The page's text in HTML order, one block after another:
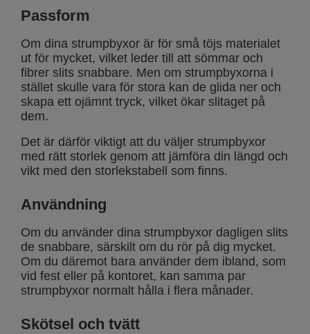
Passform
Om dina strumpbyxor är för små töjs materialet
ut för mycket, vilket leder till att sömmar och
fibrer slits snabbare. Men om strumpbyxorna i
stället skulle vara för stora kan de glida ner och
skapa ett ojämnt tryck, vilket ökar slitaget på
dem.
Det är därför viktigt att du väljer strumpbyxor
med rätt storlek genom att jämföra din längd och
vikt med den storlekstabell som finns.
Användning
Om du använder dina strumpbyxor dagligen slits
de snabbare, särskilt om du rör på dig mycket.
Om du däremot bara använder dem ibland, som
vid fest eller på kontoret, kan samma par
strumpbyxor normalt hålla i flera månader.
Skötsel och tvätt